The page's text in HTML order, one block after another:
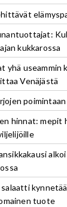
kukkarossa
yhä useammin
Venäjästä
hinnat: mepit
tuote